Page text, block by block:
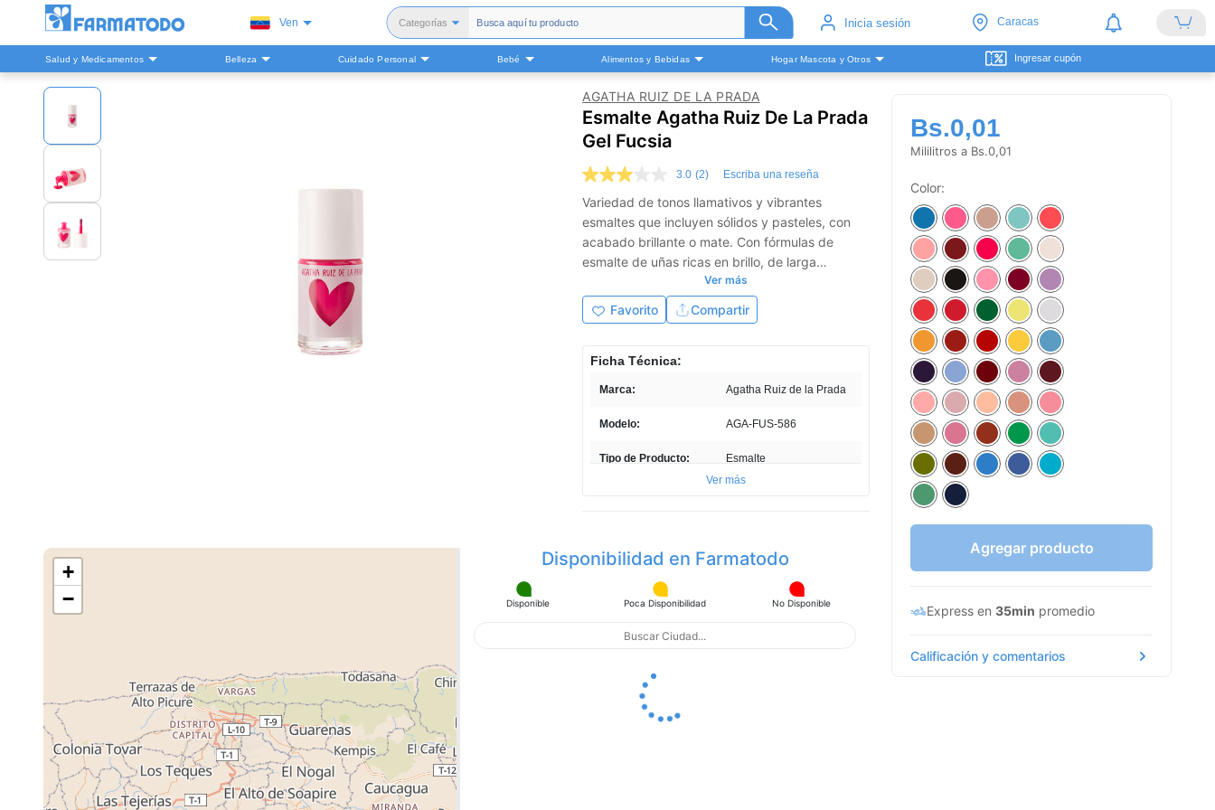
Ven Categorías
Todas
Inicia sesión Caracas
Salud y Medicamentos Belleza Cuidado Personal Bebé Alimentos y Bebidas Hogar Mascota y Otros Ingresar cupón
AGATHA RUIZ DE LA PRADA
Esmalte Agatha Ruiz De La Prada
Gel Fucsia
3.0
de
5
estrellas,
valor
medio
de
Read
Reviews.
en
la
misma
página.
3.0 (2) Escriba una reseña
Variedad de tonos llamativos y vibrantes
esmaltes que incluyen sólidos y pasteles, con
acabado brillante o mate. Con fórmulas de
esmalte de uñas ricas en brillo, de larga
duración y altamente pigmentadas.
Ver más
Favorito Compartir
Ficha Técnica:
Marca: Agatha Ruiz de la Prada
Modelo: AGA-FUS-586
Tipo de Producto: Esmalte
Registro Sanitario: PC-F-011.101-VE
Presentación del
Ver más
+
−
Cargando Mapa con
Tiendas ...
Disponibilidad en Farmatodo
Disponible Poca Disponibilidad No Disponible
Bs.0,01
Mililitros a Bs.0,01
Color:
Agregar producto
Express en 35min promedio
Calificación y comentarios